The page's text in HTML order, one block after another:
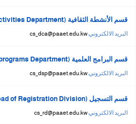
قسم الأنشطة الثقافية (Head of cultural activities Department)
البريد الالكتروني:cs_dca@paaet.edu.kw
قسم البرامج العلمية (Head of scientific programs Department )
البريد الالكتروني:cs_dsp@paaet.edu.kw
قسم التسجيل (Head of Registration Division)
البريد الالكتروني:cs_rd@paaet.edu.kw